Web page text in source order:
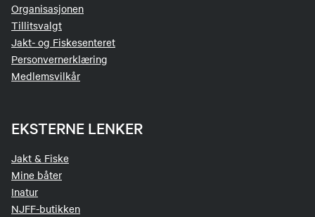
Organisasjonen
Tillitsvalgt
Jakt- og Fiskesenteret
Personvernerklæring
Medlemsvilkår
EKSTERNE LENKER
Jakt & Fiske
Mine båter
Inatur
NJFF-butikken